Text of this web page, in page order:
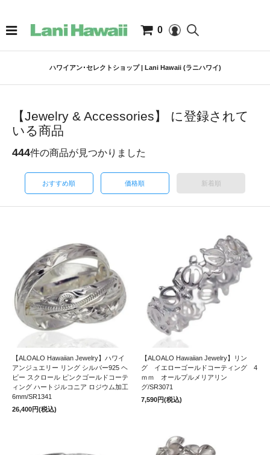
0
ハワイアン･セレクトショップ | Lani Hawaii (ラニハワイ)
【Jewelry & Accessories】 に登録されて
いる商品
444件の商品が見つかりました
おすすめ順 価格順 新着順
【ALOALO Hawaiian Jewelry】ハワイ
アンジュエリー リング シルバー925 ヘ
ビー スクロール ピンクゴールドコーテ
ィング ハートジルコニア ロジウム加工
6mm/SR1341
26,400円(税込)
【ALOALO Hawaiian Jewelry】リン
グ イエローゴールドコーティング 4
ｍｍ オールプルメリアリン
グ/SR3071
7,590円(税込)